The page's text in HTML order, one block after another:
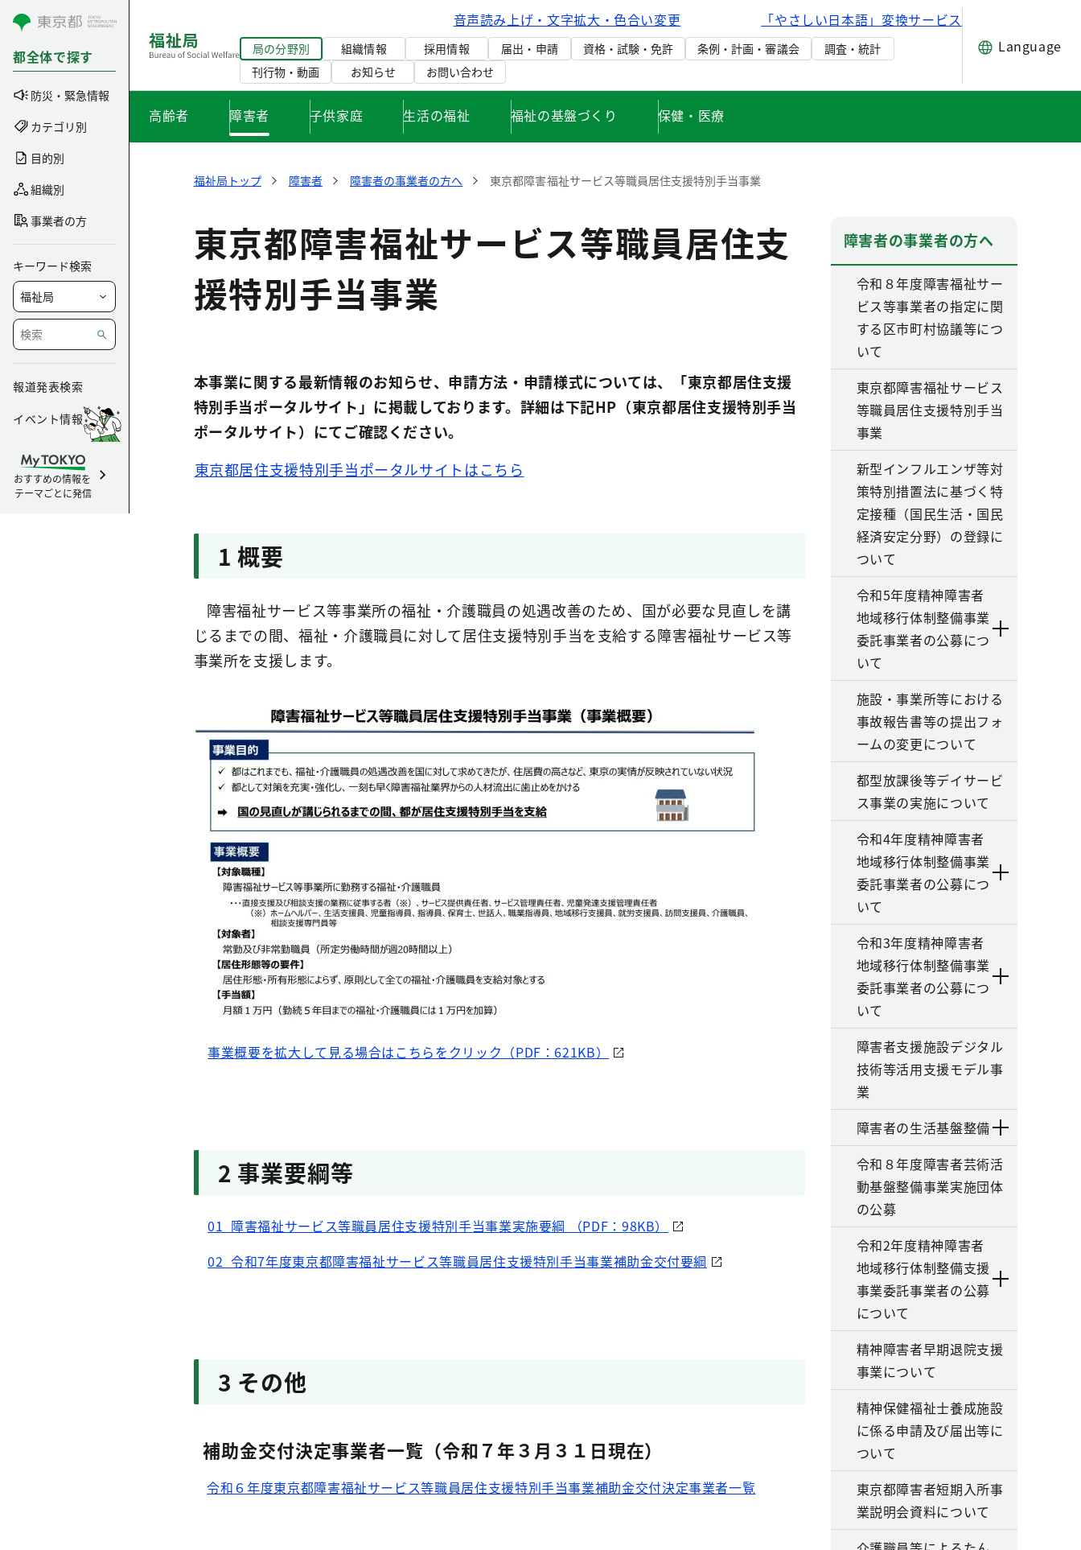
コンテンツにスキップ
都全体で探す
防災・緊急情報
カテゴリ別
目的別
組織別
事業者の方
キーワード検索
報道発表検索
イベント情報
おすすめの情報を
テーマごとに発信
音声読み上げ・文字拡大・色合い変更 「やさしい日本語」変換サービス
局の分野別 組織情報 採用情報 届出・申請 資格・試験・免許 条例・計画・審議会
調査・統計
刊行物・動画
お知らせ お問い合わせ
Language
高齢者 障害者 子供家庭 生活の福祉 福祉の基盤づくり 保健・医療
福祉局トップ 障害者 障害者の事業者の方へ 東京都障害福祉サービス等職員居住支援特別手当事業
東京都障害福祉サービス等職員居住支
援特別手当事業
本事業に関する最新情報のお知らせ、申請方法・申請様式については、「東京都居住支援
特別手当ポータルサイト」に掲載しております。詳細は下記HP（東京都居住支援特別手当
ポータルサイト）にてご確認ください。
東京都居住支援特別手当ポータルサイトはこちら
1 概要
障害福祉サービス等事業所の福祉・介護職員の処遇改善のため、国が必要な見直しを講
じるまでの間、福祉・介護職員に対して居住支援特別手当を支給する障害福祉サービス等
事業所を支援します。
事業概要を拡大して見る場合はこちらをクリック（PDF：621KB）
2 事業要綱等
01_障害福祉サービス等職員居住支援特別手当事業実施要綱 （PDF：98KB）
02_令和7年度東京都障害福祉サービス等職員居住支援特別手当事業補助金交付要綱
3 その他
補助金交付決定事業者一覧（令和７年３月３１日現在）
令和６年度東京都障害福祉サービス等職員居住支援特別手当事業補助金交付決定事業者一覧
障害者の事業者の方へ
令和８年度障害福祉サー
ビス等事業者の指定に関
する区市町村協議等につ
いて
東京都障害福祉サービス
等職員居住支援特別手当
事業
新型インフルエンザ等対
策特別措置法に基づく特
定接種（国民生活・国民
経済安定分野）の登録に
ついて
令和5年度精神障害者
地域移行体制整備事業
委託事業者の公募につ
いて
施設・事業所等における
事故報告書等の提出フォ
ームの変更について
都型放課後等デイサービ
ス事業の実施について
令和4年度精神障害者
地域移行体制整備事業
委託事業者の公募につ
いて
令和3年度精神障害者
地域移行体制整備事業
委託事業者の公募につ
いて
障害者支援施設デジタル
技術等活用支援モデル事
業
障害者の生活基盤整備
令和８年度障害者芸術活
動基盤整備事業実施団体
の公募
令和2年度精神障害者
地域移行体制整備支援
事業委託事業者の公募
について
精神障害者早期退院支援
事業について
精神保健福祉士養成施設
に係る申請及び届出等に
ついて
東京都障害者短期入所事
業説明会資料について